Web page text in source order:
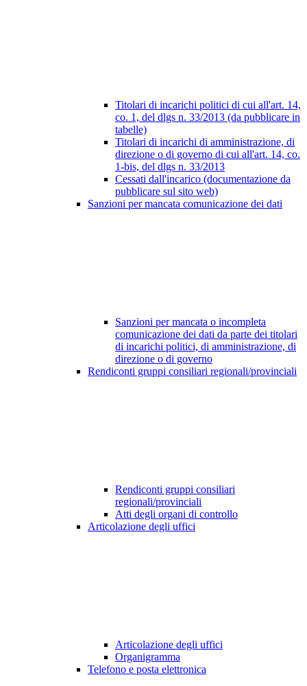
Titolari di incarichi politici di cui all'art. 14,
co. 1, del dlgs n. 33/2013 (da pubblicare in
tabelle)
Titolari di incarichi di amministrazione, di
direzione o di governo di cui all'art. 14, co.
1-bis, del dlgs n. 33/2013
Cessati dall'incarico (documentazione da
pubblicare sul sito web)
Sanzioni per mancata comunicazione dei dati
Sanzioni per mancata o incompleta
comunicazione dei dati da parte dei titolari
di incarichi politici, di amministrazione, di
direzione o di governo
Rendiconti gruppi consiliari regionali/provinciali
Rendiconti gruppi consiliari
regionali/provinciali
Atti degli organi di controllo
Articolazione degli uffici
Articolazione degli uffici
Organigramma
Telefono e posta elettronica